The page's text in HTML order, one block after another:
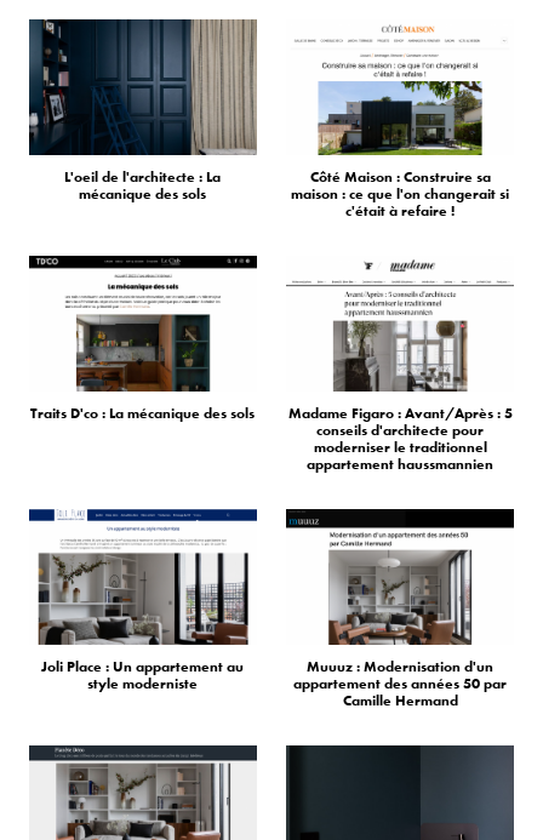
L'oeil de l'architecte : La
mécanique des sols
Côté Maison : Construire sa
maison : ce que l'on changerait si
c'était à refaire !
Traits D'co : La mécanique des sols
Madame Figaro : Avant/Après : 5
conseils d'architecte pour
moderniser le traditionnel
appartement haussmannien
Joli Place : Un appartement au
style moderniste
Muuuz : Modernisation d'un
appartement des années 50 par
Camille Hermand